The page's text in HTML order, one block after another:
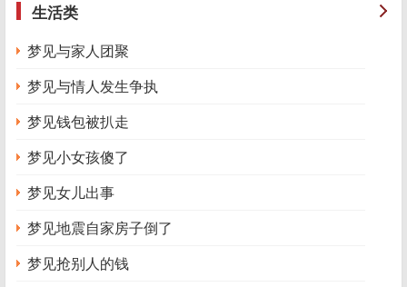
生活类
梦见与家人团聚
梦见与情人发生争执
梦见钱包被扒走
梦见小女孩傻了
梦见女儿出事
梦见地震自家房子倒了
梦见抢别人的钱